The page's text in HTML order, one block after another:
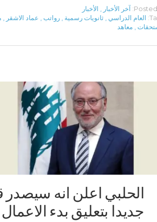
Posted آخر الأخبار
الأخبار
العام الدراسي ثانويات رسمية رواتب عماد الاشقر
معاهد
الحلبي اعلن انه سيصدر
جديدا بتعليق بدء